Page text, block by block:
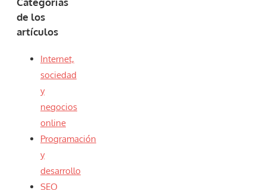
de los
artículos
Internet,
sociedad
y
negocios
online
Programación
y
desarrollo
SEO